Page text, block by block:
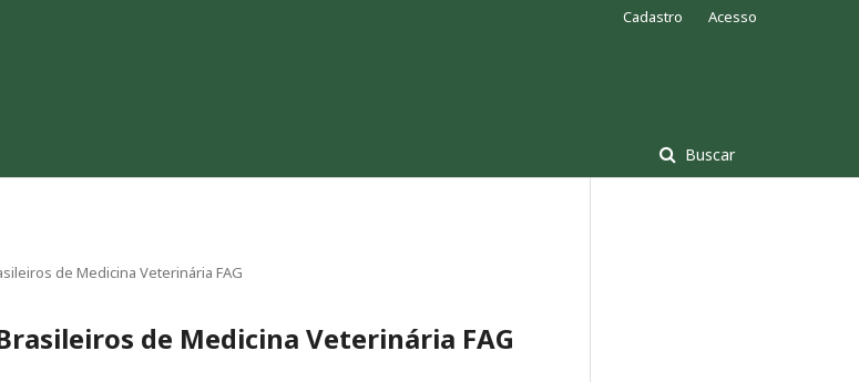
Buscar
Cadastro Acesso
de Medicina Veterinária FAG
de Medicina Veterinária FAG